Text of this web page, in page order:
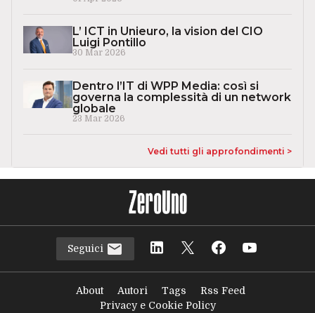
L’ ICT in Unieuro, la vision del CIO
Luigi Pontillo
30 Mar 2026
Dentro l’IT di WPP Media: così si
governa la complessità di un network
globale
23 Mar 2026
Vedi tutti gli approfondimenti >
Seguici
About Autori Tags
Rss Feed
Privacy e Cookie Policy